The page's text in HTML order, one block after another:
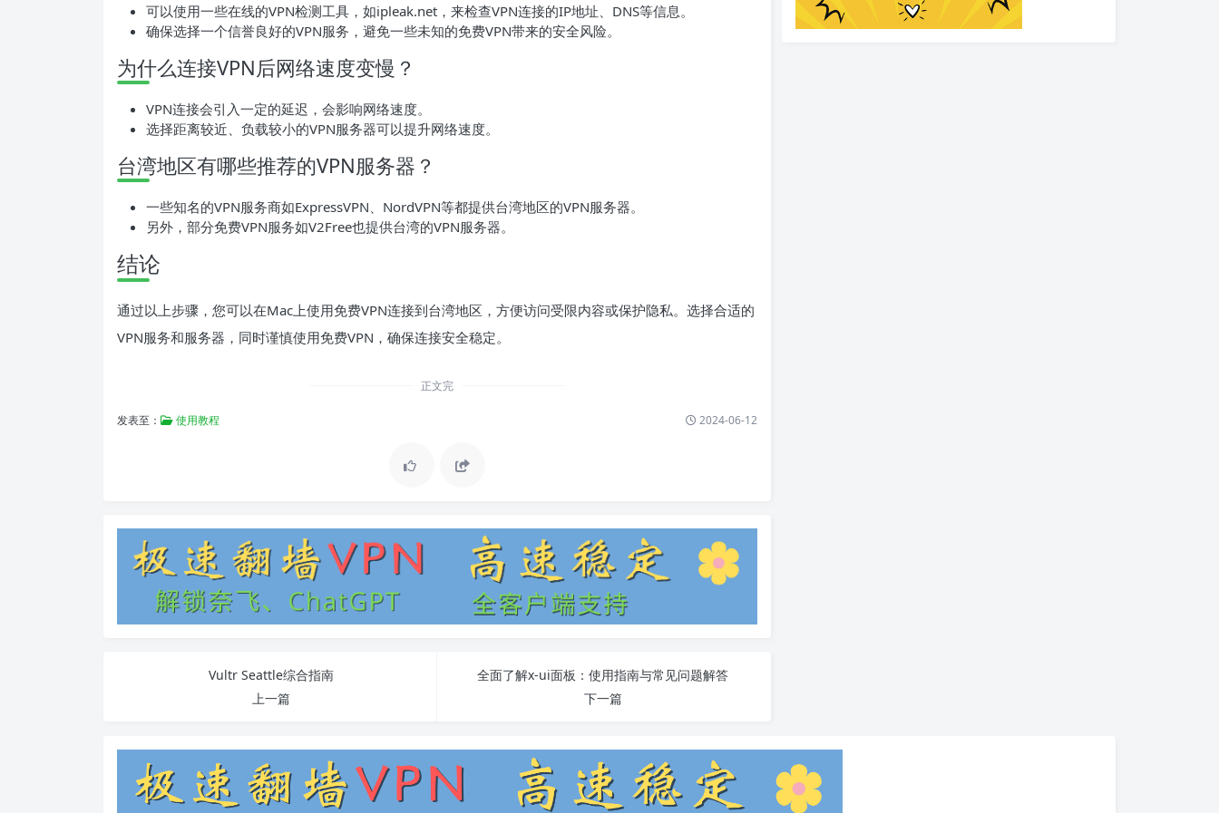
可以使用一些在线的VPN检测工具，如ipleak.net，来检查VPN连接的IP地址、DNS等信息。
确保选择一个信誉良好的VPN服务，避免一些未知的免费VPN带来的安全风险。
为什么连接VPN后网络速度变慢？
VPN连接会引入一定的延迟，会影响网络速度。
选择距离较近、负载较小的VPN服务器可以提升网络速度。
台湾地区有哪些推荐的VPN服务器？
一些知名的VPN服务商如ExpressVPN、NordVPN等都提供台湾地区的VPN服务器。
另外，部分免费VPN服务如V2Free也提供台湾的VPN服务器。
结论
通过以上步骤，您可以在Mac上使用免费VPN连接到台湾地区，方便访问受限内容或保护隐私。选择合适的
VPN服务和服务器，同时谨慎使用免费VPN，确保连接安全稳定。
正文完
发表至： 使用教程 2024-06-12
Vultr Seattle综合指南
上一篇
全面了解x-ui面板：使用指南与常见问题解答
下一篇